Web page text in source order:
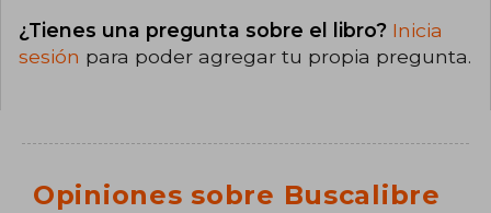
¿Tienes una pregunta sobre el libro? Inicia
sesión para poder agregar tu propia pregunta.
Opiniones sobre Buscalibre